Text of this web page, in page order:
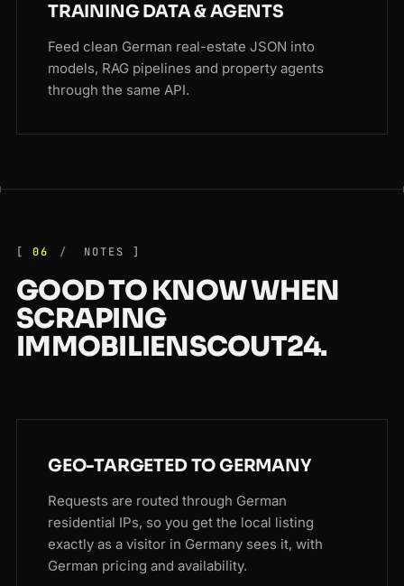
TRAINING DATA & AGENTS
Feed clean German real-estate JSON into
models, RAG pipelines and property agents
through the same API.
06 NOTES
GOOD TO KNOW WHEN
SCRAPING
IMMOBILIENSCOUT24.
GEO-TARGETED TO GERMANY
Requests are routed through German
residential IPs, so you get the local listing
exactly as a visitor in Germany sees it, with
German pricing and availability.